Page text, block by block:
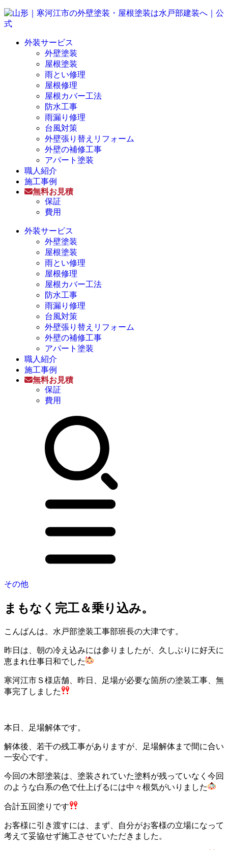
外装サービス
外壁塗装
屋根塗装
雨とい修理
屋根修理
屋根カバー工法
防水工事
雨漏り修理
台風対策
外壁張り替えリフォーム
外壁の補修工事
アパート塗装
職人紹介
施工事例
無料お見積
保証
費用
外装サービス
外壁塗装
屋根塗装
雨とい修理
屋根修理
屋根カバー工法
防水工事
雨漏り修理
台風対策
外壁張り替えリフォーム
外壁の補修工事
アパート塗装
職人紹介
施工事例
無料お見積
保証
費用
その他
まもなく完工＆乗り込み。
こんばんは。水戸部塗装工事部班長の大津です。
昨日は、朝の冷え込みには参りましたが、久しぶりに好天に
恵まれ仕事日和でした
寒河江市Ｓ様店舗、昨日、足場が必要な箇所の塗装工事、無
事完了しました
本日、足場解体です。
解体後、若干の残工事がありますが、足場解体まで間に合い
一安心です。
今回の木部塗装は、塗装されていた塗料が残っていなく今回
のような白系の色で仕上げるには中々根気がいりました
合計五回塗りです
お客様に引き渡すには、まず、自分がお客様の立場になって
考えて妥協せず施工させていただきました。